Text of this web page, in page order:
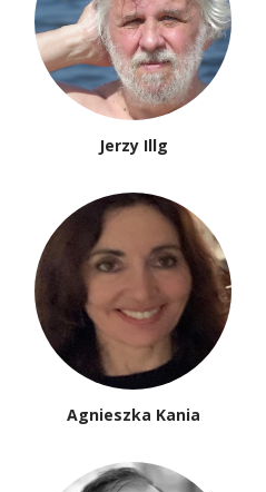
Jerzy Illg
Agnieszka Kania